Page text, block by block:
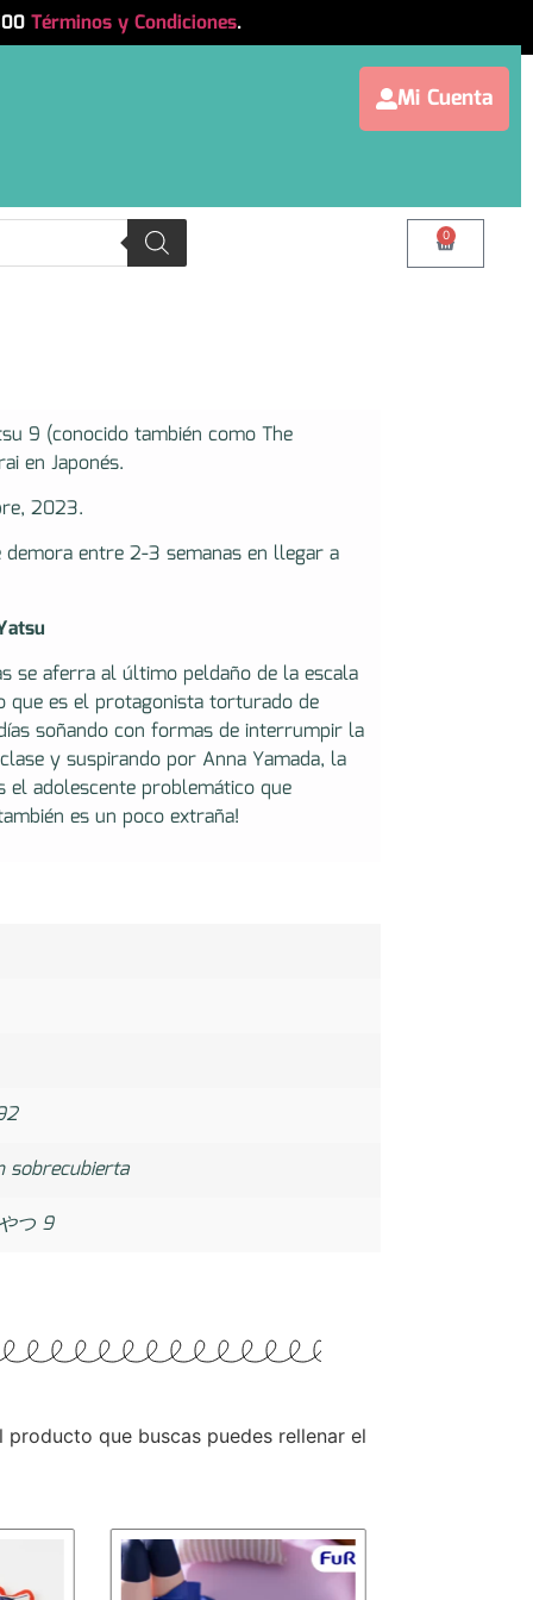
Términos y Condiciones.
Mi Cuenta
0
9 (conocido también como The
en Japonés.
2023.
entre 2-3 semanas en llegar a
se aferra al último peldaño de la escala
que es el protagonista torturado de
soñando con formas de interrumpir la
y suspirando por Anna Yamada, la
el adolescente problemático que
es un poco extraña!
sobrecubierta
つ 9
que buscas puedes rellenar el